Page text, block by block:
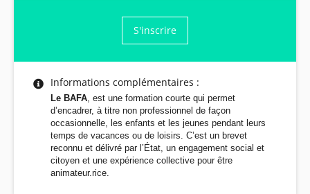
S'inscrire
Informations complémentaires :
Le BAFA, est une formation courte qui permet
d’encadrer, à titre non professionnel de façon
occasionnelle, les enfants et les jeunes pendant leurs
temps de vacances ou de loisirs. C’est un brevet
reconnu et délivré par l’État, un engagement social et
citoyen et une expérience collective pour être
animateur.rice.